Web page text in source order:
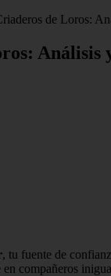
de Loros:
Análisis
, tu fuente de
compañeros